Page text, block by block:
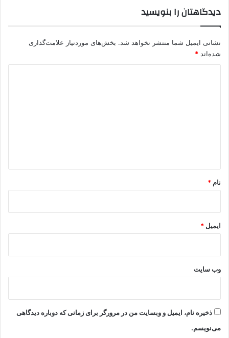
دیدگاهتان را بنویسید
نشانی ایمیل شما منتشر نخواهد شد. بخش‌های موردنیاز علامت‌گذاری
شده‌اند *
نام *
ایمیل *
وب‌ سایت
ذخیره نام، ایمیل و وبسایت من در مرورگر برای زمانی که دوباره دیدگاهی
می‌نویسم.